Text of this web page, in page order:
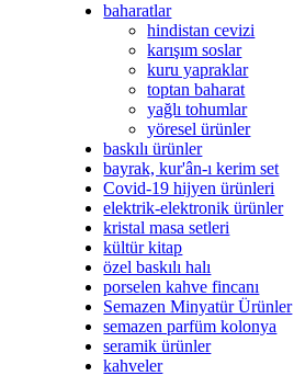
baharatlar
hindistan cevizi
karışım soslar
kuru yapraklar
toptan baharat
yağlı tohumlar
yöresel ürünler
baskılı ürünler
bayrak, kur'ân-ı kerim set
Covid-19 hijyen ürünleri
elektrik-elektronik ürünler
kristal masa setleri
kültür kitap
özel baskılı halı
porselen kahve fincanı
Semazen Minyatür Ürünler
semazen parfüm kolonya
seramik ürünler
kahveler